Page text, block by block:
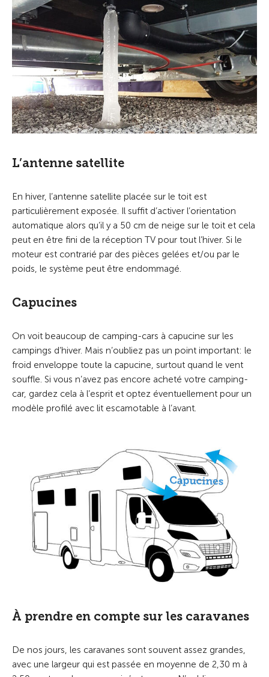
L’antenne satellite
En hiver, l’antenne satellite placée sur le toit est
particulièrement exposée. Il suffit d’activer l’orientation
automatique alors qu’il y a 50 cm de neige sur le toit et cela
peut en être fini de la réception TV pour tout l’hiver. Si le
moteur est contrarié par des pièces gelées et/ou par le
poids, le système peut être endommagé.
Capucines
On voit beaucoup de camping-cars à capucine sur les
campings d’hiver. Mais n’oubliez pas un point important: le
froid enveloppe toute la capucine, surtout quand le vent
souffle. Si vous n’avez pas encore acheté votre camping-
car, gardez cela à l’esprit et optez éventuellement pour un
modèle profilé avec lit escamotable à l’avant.
À prendre en compte sur les caravanes
De nos jours, les caravanes sont souvent assez grandes,
avec une largeur qui est passée en moyenne de 2,30 m à